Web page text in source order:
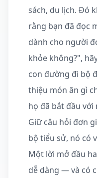
sách, du lịch. Đó
rằng bạn đã đọc
dành cho người
khỏe không?",
con đường đi bộ
thiệu món ăn gì
họ đã bắt đầu
Giữ câu hỏi đơn
bộ tiểu sử, nó có
Một lời mở đầu
dễ dàng — và có